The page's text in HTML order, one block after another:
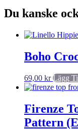
Du kanske
Boho
69,00 kr Lägg
Firenze
Pattern